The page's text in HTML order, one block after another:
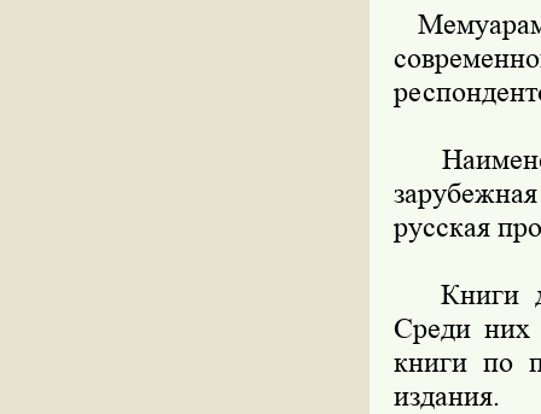
русская
Книги
Среди них
книги по
издания.